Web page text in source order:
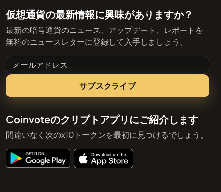
仮想通貨の最新情報に興味がありますか？
最新の暗号通貨のニュース、アップデート、レポートを
無料のニュースレターに登録して入手しましょう。
メールアドレス
サブスクライブ
Coinvoteのクリプトアプリにご紹介します
間違いなく次のx10トークンを最初に見つけるでしょう。